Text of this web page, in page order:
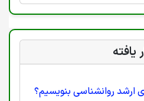
یافته
ارشد روانشناسی بنویسیم؟